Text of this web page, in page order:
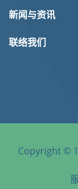
新闻与资讯
联络我们
Copyright ©